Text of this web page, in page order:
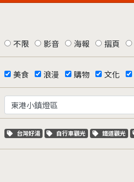
不限 影音 海報 摺頁
美食 浪漫 購物 文化
關鍵字標籤
台灣好湯 關鍵字標籤
自行車觀光 關鍵字標籤
鐵道觀光